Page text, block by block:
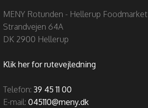
MENY Rotunden - Hellerup Foodmarket
​​Strandvejen 64A
DK 2900 Hellerup
Klik her for rutevejledning
Telefon: 39 45 11 00
E-mail: 045110@meny.dk